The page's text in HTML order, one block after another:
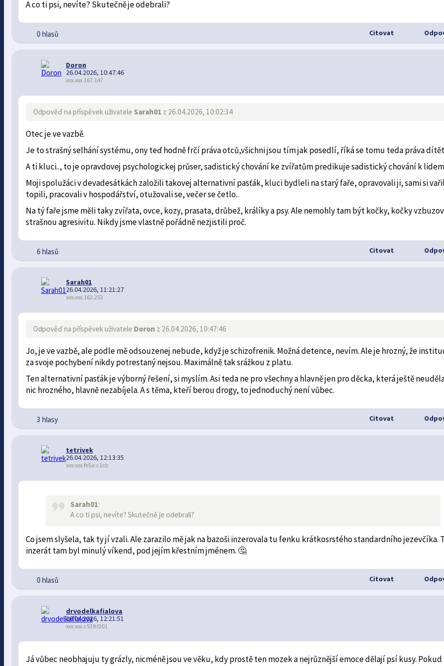
A co ti psi, nevíte? Skutečně je odebrali?
0 hlasů Citovat
Doron
26.04.2026, 10:47:46
xxx.xxx.167.147
Odpověď na příspěvek uživatele Sarah01 z 26.04.2026, 10:02:34
Otec je ve vazbě.
Je to strašný selhání systému, ony teď hodně frčí práva otců,všichni jsou tím jak posedlí, říká se tomu teda práva
A ti kluci.., to je opravdovej psychologickej průser, sadistický chování ke zvířatům predikuje sadistický chování k
Moji spolužáci v devadesátkách založili takovej alternativní pasťák, kluci bydleli na starý faře, opravovali ji, sami si
topili, pracovali v hospodářství, otužovali se, večer se četlo..
Na tý faře jsme měli taky zvířata, ovce, kozy, prasata, drůbež, králíky a psy. Ale nemohly tam být kočky, kočky
strašnou agresivitu. Nikdy jsme vlastně pořádně nezjistili proč.
6 hlasů Citovat
Sarah01
26.04.2026, 11:21:27
xxx.xxx.162.253
Odpověď na příspěvek uživatele Doron z 26.04.2026, 10:47:46
Jo, je ve vazbě, ale podle mě odsouzenej nebude, když je schizofrenik. Možná detence, nevím. Ale je hrozný, že
za svoje pochybení nikdy potrestaný nejsou. Maximálně tak srážkou z platu.
Ten alternativní pasťák je výborný řešení, si myslím. Asi teda ne pro všechny a hlavně jen pro děcka, která ještě
nic hrozného, hlavně nezabíjela. A s těma, kteří berou drogy, to jednoduchý není vůbec.
3 hlasy Citovat
tetrivek
26.04.2026, 12:13:35
xxx:xxx.fe5a:c1cb
Sarah01:
A co ti psi, nevíte? Skutečně je odebrali?
Co jsem slyšela, tak ty jí vzali. Ale zarazilo mě jak na bazoši inzerovala tu fenku krátkosrstého standardního jezevčíka.
inzerát tam byl minulý víkend, pod jejím křestním jménem. 🤔
0 hlasů Citovat
drvodelkafialova
26.04.2026, 12:21:51
xxx:xxx.c539:f201
Já vůbec neobhajuju ty grázly, nicméně jsou ve věku, kdy prostě ten mozek a nejrůznější emoce dělají psí kusy. Pokud